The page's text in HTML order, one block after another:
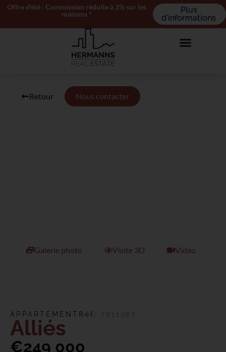
Offre d'été : Commission réduite à 2% sur les
maisons *
Plus
d'informations
Retour Nous contacter
Galerie photo Visite 3D Vidéo
APPARTEMENT Réf: 7611367
Alliés
€249 000